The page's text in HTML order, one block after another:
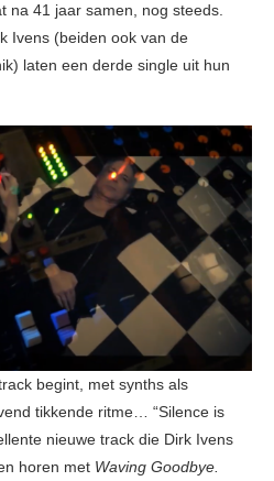
na 41 jaar samen, nog steeds.
Ivens (beiden ook van de
laten een derde single uit hun
begint, met synths als
tikkende ritme… “Silence is
nieuwe track die Dirk Ivens
horen met Waving Goodbye.